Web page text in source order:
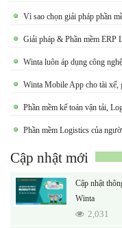
Vì sao chọn giải pháp phần
Giải pháp & Phần mềm ERP
Winta luôn áp dụng công
Winta Mobile App cho tài xế,
Phần mềm kế toán vận tải,
Phần mềm Logistics của
Cập nhật mới
Cập nhật
Winta
2,031